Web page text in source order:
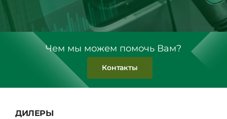
Чем мы можем помочь Вам?
Контакты
ДИЛЕРЫ